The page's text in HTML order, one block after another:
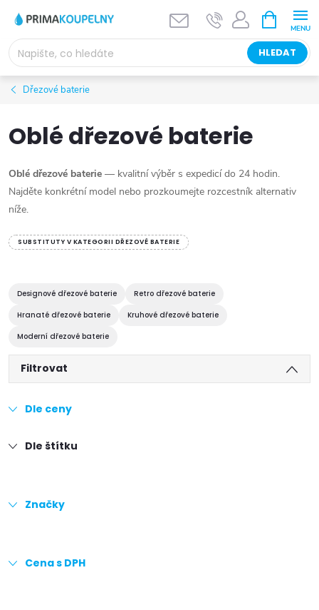
obsah
HLEDAT
NÁKUPNÍ
KOŠÍK
Dřezové baterie
Oblé dřezové baterie
Oblé dřezové baterie — kvalitní výběr s expedicí do 24 hodin.
Najděte konkrétní model nebo prozkoumejte rozcestník alternativ
níže.
SUBSTITUTY V KATEGORII DŘEZOVÉ BATERIE
Designové dřezové baterie
Retro dřezové baterie
Hranaté dřezové baterie
Kruhové dřezové baterie
Moderní dřezové baterie
Filtrovat
Dle ceny
Dle štítku
Značky
Cena s DPH